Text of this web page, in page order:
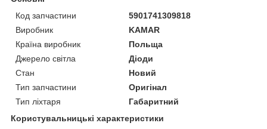
Код запчастини
5901741309818
Виробник
KAMAR
Країна виробник
Польща
Джерело світла
Діоди
Стан
Новий
Тип запчастини
Оригінал
Тип ліхтаря
Габаритний
Користувальницькі характеристики